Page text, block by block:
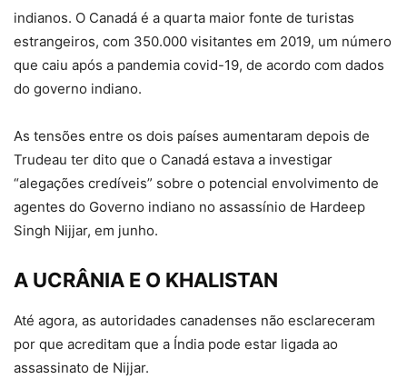
indianos. O Canadá é a quarta maior fonte de turistas
estrangeiros, com 350.000 visitantes em 2019, um número
que caiu após a pandemia covid-19, de acordo com dados
do governo indiano.
As tensões entre os dois países aumentaram depois de
Trudeau ter dito que o Canadá estava a investigar
“alegações credíveis” sobre o potencial envolvimento de
agentes do Governo indiano no assassínio de Hardeep
Singh Nijjar, em junho.
A UCRÂNIA E O KHALISTAN
Até agora, as autoridades canadenses não esclareceram
por que acreditam que a Índia pode estar ligada ao
assassinato de Nijjar.